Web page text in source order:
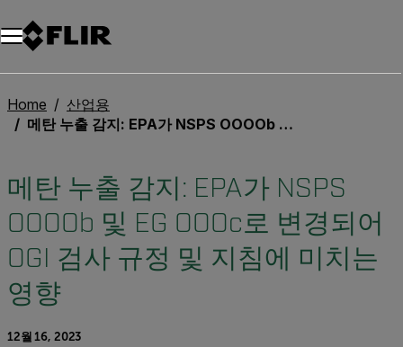
Home
산업용
메탄 누출 감지: EPA가 NSPS OOOOb 및 EG OOOc로 변경되어 OGI 검사 규정 및 지침에 미치는 영향
메탄 누출 감지: EPA가 NSPS
OOOOb 및 EG OOOc로 변경되어
OGI 검사 규정 및 지침에 미치는
영향
12월 16, 2023